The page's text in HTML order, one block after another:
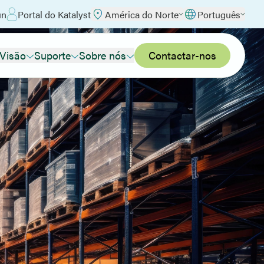
Portal do Katalyst América do Norte Português
Suporte Sobre nós Contactar-nos